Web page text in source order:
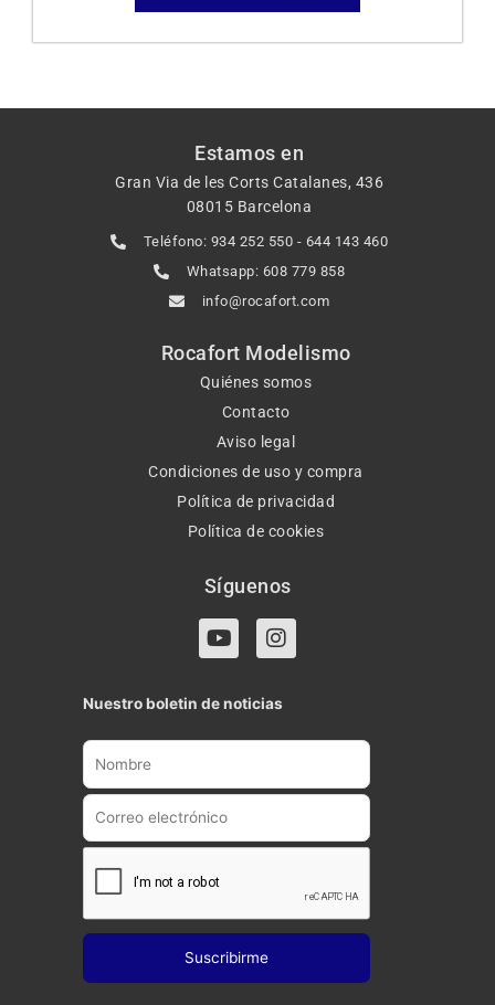
Estamos en
Gran Via de les Corts Catalanes, 436
08015 Barcelona
Teléfono: 934 252 550 - 644 143 460
Whatsapp: 608 779 858
info@rocafort.com
Rocafort Modelismo
Quiénes somos
Contacto
Aviso legal
Condiciones de uso y compra
Política de privacidad
Política de cookies
Síguenos
Y
o
t
u
b
I
n
t
a
g
a
Nuestro boletin de noticias